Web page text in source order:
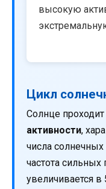
высокую
Цикл
Солнце проходит
активности,
числа
частота сильных
увеличивается